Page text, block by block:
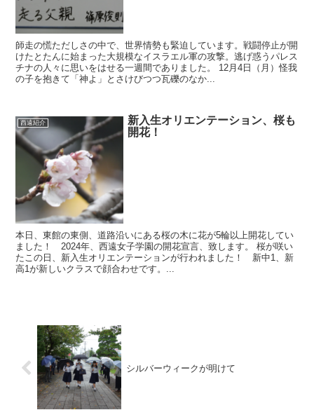
師走の慌ただしさの中で、世界情勢も緊迫しています。戦闘停止が開
けたとたんに始まった大規模なイスラエル軍の攻撃。逃げ惑うパレス
チナの人々に思いをはせる一週間でありました。 12月4日（月）怪我
の子を抱きて「神よ」とさけびつつ瓦礫のなか...
西遠紹介
新入生オリエンテーション、桜も
開花！
本日、東館の東側、道路沿いにある桜の木に花が5輪以上開花してい
ました！ 2024年、西遠女子学園の開花宣言、致します。 桜が咲い
たこの日、新入生オリエンテーションが行われました！ 新中1、新
高1が新しいクラスで顔合わせです。...
シルバーウィークが明けて